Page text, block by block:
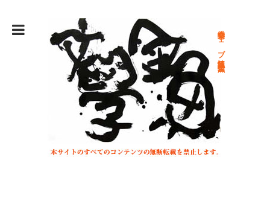
総合文学ウェブ情報誌 文学金魚